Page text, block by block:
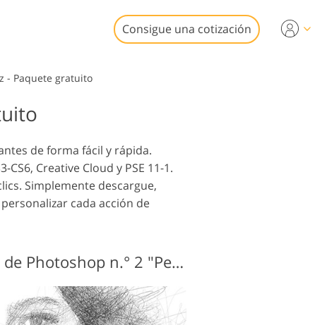
Consigue una cotización
- Paquete gratuito
de forma fácil y rápida.
Creative Cloud y PSE 11-1.
Simplemente descargue,
cada acción de
Boceto de la acción de Photoshop n.° 2 "Pen"